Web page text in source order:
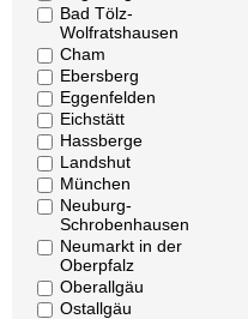
Bad Tölz-
Wolfratshausen
Cham
Ebersberg
Eggenfelden
Eichstätt
Hassberge
Landshut
München
Neuburg-
Schrobenhausen
Neumarkt in der
Oberpfalz
Oberallgäu
Ostallgäu